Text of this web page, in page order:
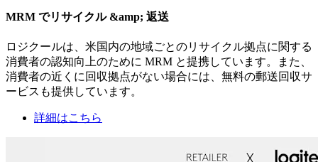
MRM でリサイクル &amp; 返送
ロジクールは、米国内の地域ごとのリサイクル拠点に関する
消費者の認知向上のために MRM と提携しています。また、
消費者の近くに回収拠点がない場合には、無料の郵送回収サ
ービスも提供しています。
詳細はこちら